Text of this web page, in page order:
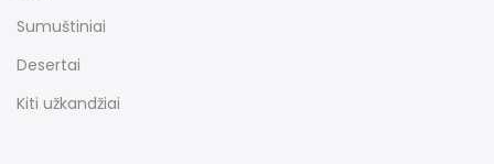
Sumuštiniai
Desertai
Kiti užkandžiai